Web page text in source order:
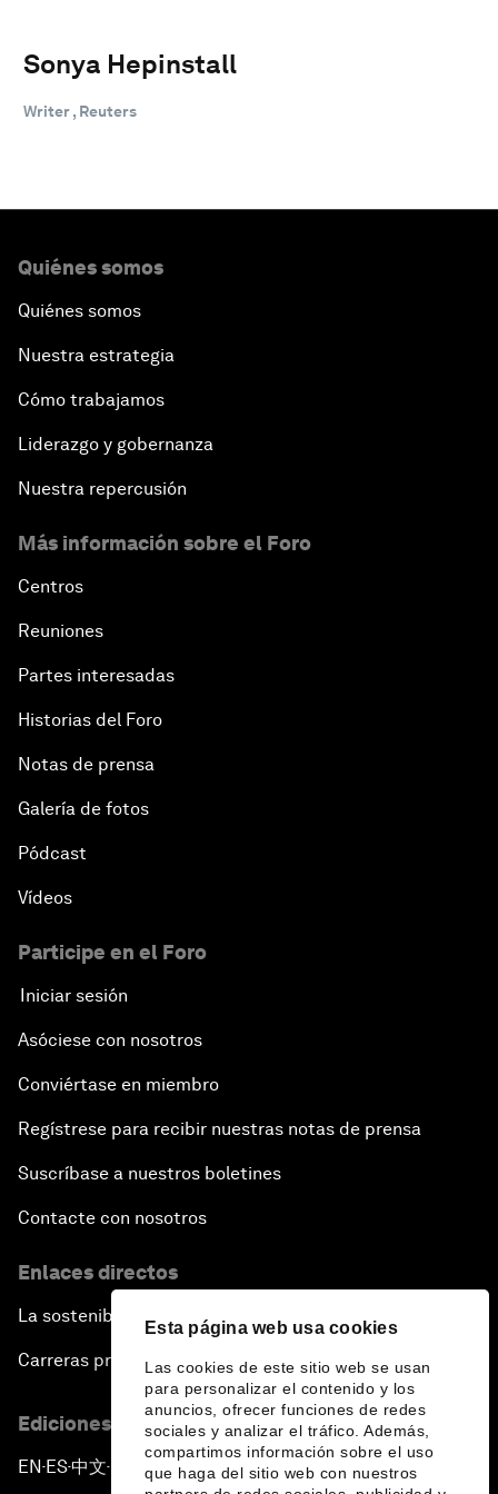
Esta página web usa cookies
Las cookies de este sitio web se usan
para personalizar el contenido y los
anuncios, ofrecer funciones de redes
sociales y analizar el tráfico. Además,
compartimos información sobre el uso
que haga del sitio web con nuestros
Sonya Hepinstall
Writer , Reuters
Quiénes somos
Quiénes somos
Nuestra estrategia
Cómo trabajamos
Liderazgo y gobernanza
Nuestra repercusión
Más información sobre el Foro
Centros
Reuniones
Partes interesadas
Historias del Foro
Notas de prensa
Galería de fotos
Pódcast
Vídeos
Participe en el Foro
Iniciar sesión
Asóciese con nosotros
Conviértase en miembro
Regístrese para recibir nuestras notas de prensa
Suscríbase a nuestros boletines
Contacte con nosotros
Enlaces directos
La sostenibilidad en el Foro
Carreras profesionales
Ediciones en otros idiomas
EN ▪ES▪中文▪ 日本語